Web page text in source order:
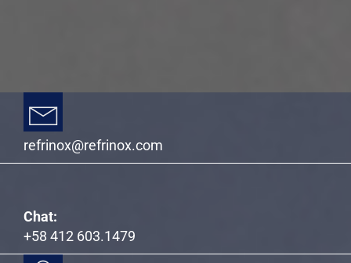
refrinox@refrinox.com
Chat:
+58 412 603.1479